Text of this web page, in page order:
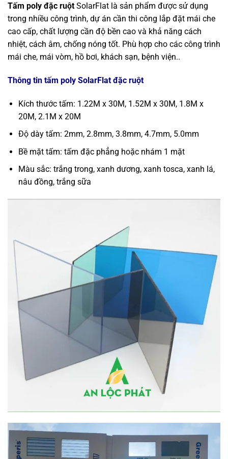
Tấm poly đặc ruột SolarFlat là sản phẩm được sử dụng
trong nhiều công trình, dự án cần thi công lắp đặt mái che
cao cấp, chất lượng cần độ bền cao và khả năng cách
nhiệt, cách âm, chống nóng tốt. Phù hợp cho các công trình
mái che, mái vòm, hồ bơi, khách sạn, bệnh viện..
Thông tin tấm poly SolarFlat đặc ruột
Kích thước tấm: 1.22M x 30M, 1.52M x 30M, 1.8M x
20M, 2.1M x 20M
Độ dày tấm: 2mm, 2.8mm, 3.8mm, 4.7mm, 5.0mm
Bề mặt tấm: tấm đặc phẳng hoặc nhám 1 mặt
Màu sắc: trắng trong, xanh dương, xanh tosca, xanh lá,
nâu đồng, trắng sữa